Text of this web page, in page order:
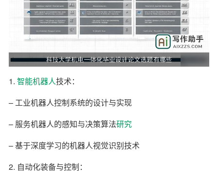
1. 智能机器人技术：
– 工业机器人控制系统的设计与实现
– 服务机器人的感知与决策算法研究
– 基于深度学习的机器人视觉识别技术
2. 自动化装备与控制：